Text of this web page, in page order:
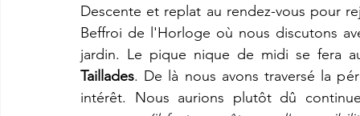
Descente et replat au rendez-vous pour
Beffroi de l'Horloge où nous discutons
jardin. Le pique nique de midi se fera
Taillades. De là nous avons traversé la
intérêt. Nous aurions plutôt dû